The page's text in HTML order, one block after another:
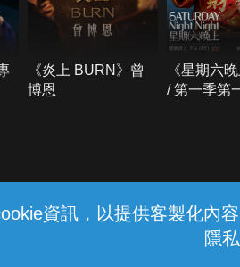
資訊，以提供客製化內
隱
《炎上 BURN》曾
博恩
《星期六
/ 第一季第